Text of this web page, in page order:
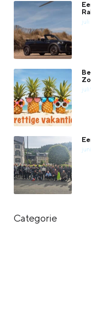
juli
juli
juni
Categorie